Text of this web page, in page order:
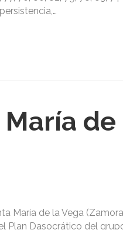
de
María de la Vega
Plan Dasocrático del